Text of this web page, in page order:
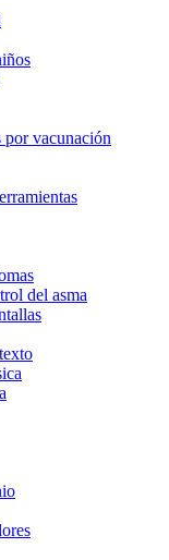
por vacunación
del asma